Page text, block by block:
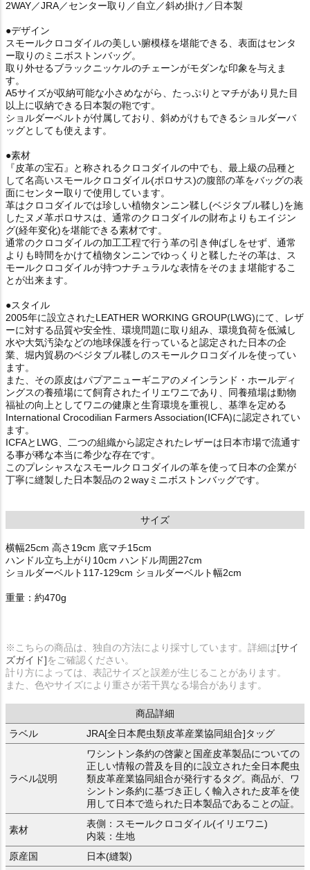
2WAY／JRA／センター取り／自立／斜め掛け／日本製
●デザイン
スモールクロコダイルの美しい腑模様を堪能できる、表面はセンタ
ー取りのミニボストンバッグ。
取り外せるブラックニッケルのチェーンがモダンな印象を与えま
す。
A5サイズが収納可能な小さめながら、たっぷりとマチがあり見た目
以上に収納できる日本製の鞄です。
ショルダーベルトが付属しており、斜めがけもできるショルダーバ
ッグとしても使えます。
●素材
『皮革の宝石』と称されるクロコダイルの中でも、最上級の品種と
して名高いスモールクロコダイル(ポロサス)の腹部の革をバッグの表
面にセンター取りで使用しています。
革はクロコダイルでは珍しい植物タンニン鞣し(ベジタブル鞣し)を施
したヌメ革ポロサスは、通常のクロコダイルの財布よりもエイジン
グ(経年変化)を堪能できる素材です。
通常のクロコダイルの加工工程で行う革の引き伸ばしをせず、通常
よりも時間をかけて植物タンニンでゆっくりと鞣したその革は、ス
モールクロコダイルが持つナチュラルな表情をそのまま堪能するこ
とが出来ます。
●スタイル
2005年に設立されたLEATHER WORKING GROUP(LWG)にて、レザ
ーに対する品質や安全性、環境問題に取り組み、環境負荷を低減し
水や大気汚染などの地球保護を行っていると認定された日本の企
業、堀内貿易のベジタブル鞣しのスモールクロコダイルを使ってい
ます。
また、その原皮はパプアニューギニアのメインランド・ホールディ
ングスの養殖場にて飼育されたイリエワニであり、同養殖場は動物
福祉の向上としてワニの健康と生育環境を重視し、基準を定める
International Crocodilian Farmers Association(ICFA)に認定されてい
ます。
ICFAとLWG、二つの組織から認定されたレザーは日本市場で流通す
る事が稀な本当に希少な存在です。
このプレシャスなスモールクロコダイルの革を使って日本の企業が
丁寧に縫製した日本製品の２wayミニボストンバッグです。
サイズ
横幅25cm 高さ19cm 底マチ15cm
ハンドル立ち上がり10cm ハンドル周囲27cm
ショルダーベルト117-129cm ショルダーベルト幅2cm
重量：約470g
※こちらの商品は、独自の方法により採寸しています。詳細は[サイ
ズガイド]をご確認ください。
計り方によっては、表記サイズと誤差が生じることがあります。
また、色やサイズにより重さが若干異なる場合があります。
商品詳細
ラベル
JRA[全日本爬虫類皮革産業協同組合]タッグ
ラベル説明
ワシントン条約の啓蒙と国産皮革製品についての
正しい情報の普及を目的に設立された全日本爬虫
類皮革産業協同組合が発行するタグ。商品が、ワ
シントン条約に基づき正しく輸入された皮革を使
用して日本で造られた日本製品であることの証。
素材
表側：スモールクロコダイル(イリエワニ)
内装：生地
原産国
日本(縫製)